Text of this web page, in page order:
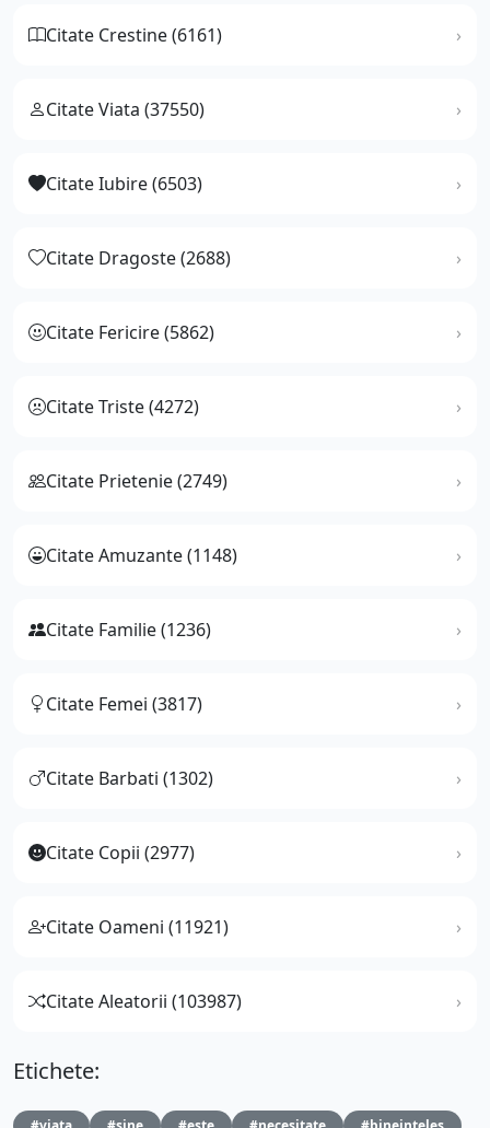
Citate Crestine (6161)
Citate Viata (37550)
Citate Iubire (6503)
Citate Dragoste (2688)
Citate Fericire (5862)
Citate Triste (4272)
Citate Prietenie (2749)
Citate Amuzante (1148)
Citate Familie (1236)
Citate Femei (3817)
Citate Barbati (1302)
Citate Copii (2977)
Citate Oameni (11921)
Citate Aleatorii (103987)
Etichete: